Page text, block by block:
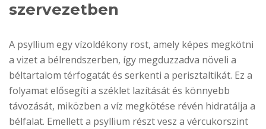
szervezetben
A psyllium egy vízoldékony rost, amely képes megkötni
a vizet a bélrendszerben, így megduzzadva növeli a
béltartalom térfogatát és serkenti a perisztaltikát. Ez a
folyamat elősegíti a széklet lazítását és könnyebb
távozását, miközben a víz megkötése révén hidratálja a
bélfalat. Emellett a psyllium részt vesz a vércukorszint